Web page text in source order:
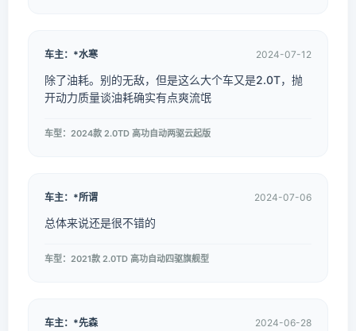
车主：*水寒 2024-07-12
除了油耗。别的无敌，但是这么大个车又是2.0T，抛
开动力质量谈油耗确实有点爽流氓
车型：2024款 2.0TD 高功自动两驱云起版
车主：*所谓 2024-07-06
总体来说还是很不错的
车型：2021款 2.0TD 高功自动四驱旗舰型
车主：*先森 2024-06-28